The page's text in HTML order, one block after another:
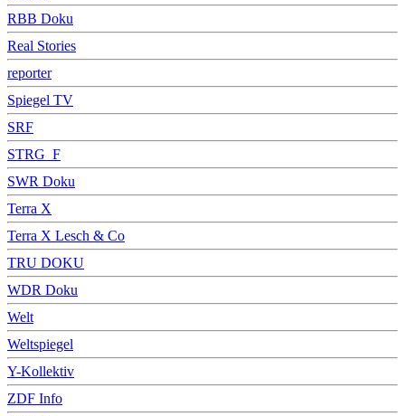
RBB Doku
Real Stories
reporter
Spiegel TV
SRF
STRG_F
SWR Doku
Terra X
Terra X Lesch & Co
TRU DOKU
WDR Doku
Welt
Weltspiegel
Y-Kollektiv
ZDF Info